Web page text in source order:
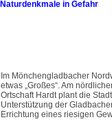
Naturdenkmale in Gefahr
Im Mönchengladbacher
etwas „Großes“. Am
Ortschaft Hardt plant die
Unterstützung der
Errichtung eines riesigen